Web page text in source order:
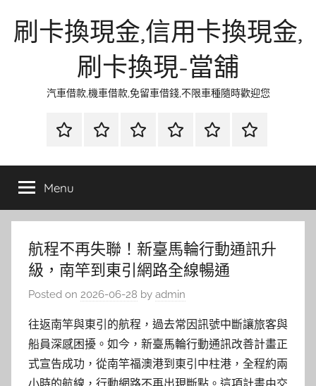
刷卡換現金,信用卡換現金,
刷卡換現-當舖
汽車借款,機車借款,免留車借錢,不限車種隨時歡迎您
首
當
金
網
資
流
時
環
清
聯
徵
Menu
航程不再失聯！新臺馬輪行動通訊升
級，南竿到東引網路全線暢通
Posted on 2026-06-28 by admin
往返南竿與東引的航程，過去常因訊號中斷讓旅客與
船員深感困擾。如今，新臺馬輪行動通訊改善計畫正
式宣告成功，從南竿福澳港到東引中柱港，全程約兩